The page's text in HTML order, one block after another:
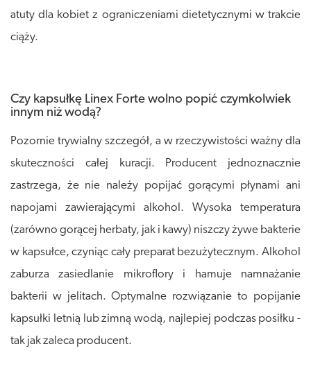
atuty dla kobiet z ograniczeniami dietetycznymi w trakcie
ciąży.
Czy kapsułkę Linex Forte wolno popić czymkolwiek
innym niż wodą?
Pozornie trywialny szczegół, a w rzeczywistości ważny dla
skuteczności całej kuracji. Producent jednoznacznie
zastrzega, że nie należy popijać gorącymi płynami ani
napojami zawierającymi alkohol. Wysoka temperatura
(zarówno gorącej herbaty, jak i kawy) niszczy żywe bakterie
w kapsułce, czyniąc cały preparat bezużytecznym. Alkohol
zaburza zasiedlanie mikroflory i hamuje namnażanie
bakterii w jelitach. Optymalne rozwiązanie to popijanie
kapsułki letnią lub zimną wodą, najlepiej podczas posiłku -
tak jak zaleca producent.